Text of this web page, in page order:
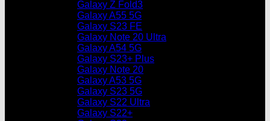
Galaxy Z Fold3
Galaxy A55 5G
Galaxy S23 FE
Galaxy Note 20 Ultra
Galaxy A54 5G
Galaxy S23+ Plus
Galaxy Note 20
Galaxy A53 5G
Galaxy S23 5G
Galaxy S22 Ultra
Galaxy S22+